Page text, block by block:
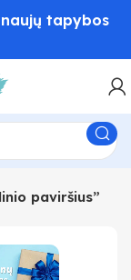
paviršius”
tapybos